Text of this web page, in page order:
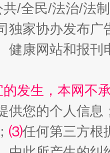
生
/全民/法治/法
独家协办发布
健康网站和报
的发生，本网不
供您的个人信息
⑶任何第三方根